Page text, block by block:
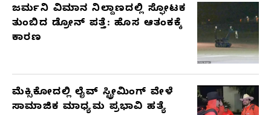
ಜರ್ಮನಿ ವಿಮಾನ ನಿಲ್ದಾಣದಲ್ಲಿ ಸ್ಫೋಟಕ
ತುಂಬಿದ ಡ್ರೋನ್ ಪತ್ತೆ: ಹೊಸ ಆತಂಕಕ್ಕೆ
ಕಾರಣ
ಮೆಕ್ಸಿಕೋದಲ್ಲಿ ಲೈವ್ ಸ್ಟ್ರೀಮಿಂಗ್ ವೇಳೆ
ಸಾಮಾಜಿಕ ಮಾಧ್ಯಮ ಪ್ರಭಾವಿ ಹತ್ಯೆ